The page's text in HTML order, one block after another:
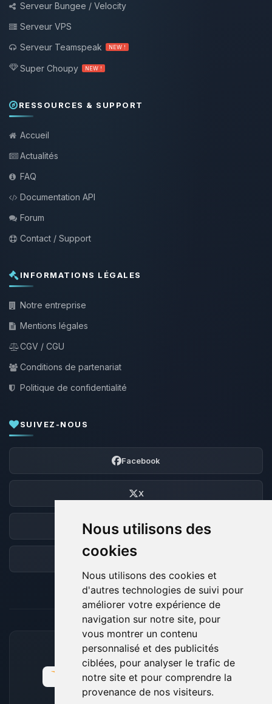
Nous utilisons des
cookies
Nous utilisons des cookies et
d'autres technologies de suivi pour
améliorer votre expérience de
navigation sur notre site, pour
vous montrer un contenu
personnalisé et des publicités
ciblées, pour analyser le trafic de
notre site et pour comprendre la
provenance de nos visiteurs.
Serveur Bungee / Velocity
Serveur VPS
Serveur Teamspeak
NEW !
Super Choupy NEW !
RESSOURCES & SUPPORT
Accueil
Actualités
FAQ
Documentation API
Forum
Contact / Support
INFORMATIONS LÉGALES
Notre entreprise
Mentions légales
CGV / CGU
Conditions de partenariat
Politique de confidentialité
SUIVEZ-NOUS
Facebook
X
Discord
Forum
MOYENS DE PAIEMENT ACCEPTÉS